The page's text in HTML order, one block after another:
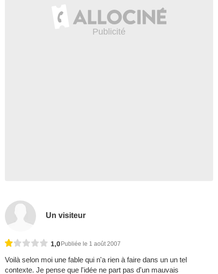
Un visiteur
1,0 Publiée le 1 août 2007
Voilà selon moi une fable qui n'a rien à faire dans un un tel
contexte. Je pense que l'idée ne part pas d'un mauvais